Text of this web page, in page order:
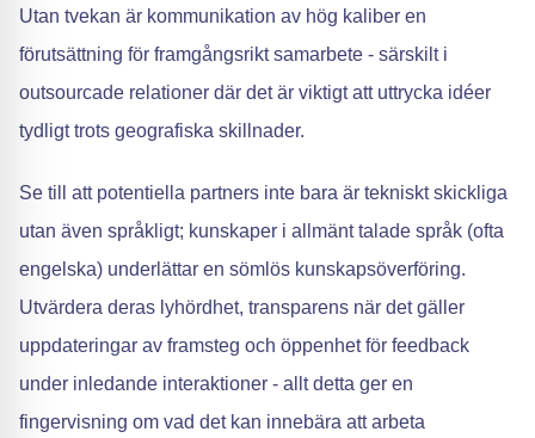
Utan tvekan är kommunikation av hög kaliber en
förutsättning för framgångsrikt samarbete - särskilt i
outsourcade relationer där det är viktigt att uttrycka idéer
tydligt trots geografiska skillnader.
Se till att potentiella partners inte bara är tekniskt skickliga
utan även språkligt; kunskaper i allmänt talade språk (ofta
engelska) underlättar en sömlös kunskapsöverföring.
Utvärdera deras lyhördhet, transparens när det gäller
uppdateringar av framsteg och öppenhet för feedback
under inledande interaktioner - allt detta ger en
fingervisning om vad det kan innebära att arbeta